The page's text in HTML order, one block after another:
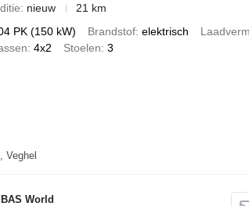
nieuw
21 km
PK (150 kW) Brandstof elektrisch
4x2 Stoelen 3
Veghel
BAS World